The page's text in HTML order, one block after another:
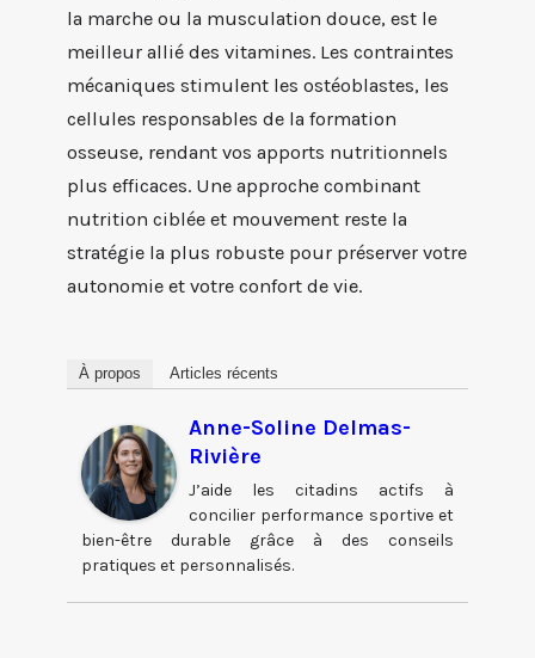
la marche ou la musculation douce, est le
meilleur allié des vitamines. Les contraintes
mécaniques stimulent les ostéoblastes, les
cellules responsables de la formation
osseuse, rendant vos apports nutritionnels
plus efficaces. Une approche combinant
nutrition ciblée et mouvement reste la
stratégie la plus robuste pour préserver votre
autonomie et votre confort de vie.
À propos Articles récents
Anne-Soline Delmas-
Rivière
J’aide les citadins actifs à
concilier performance sportive et
bien-être durable grâce à des conseils
pratiques et personnalisés.